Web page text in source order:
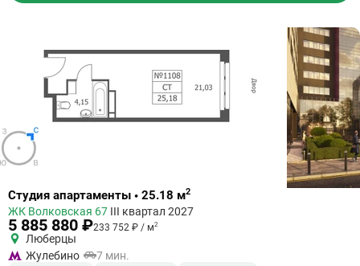
Ссылка
квартиру
Студия апартаменты • 25.18 м2
ЖК Волковская 67 III квартал 2027
5 885 880 ₽233 752 ₽ / м2
Люберцы
Жулебино
7 мин.